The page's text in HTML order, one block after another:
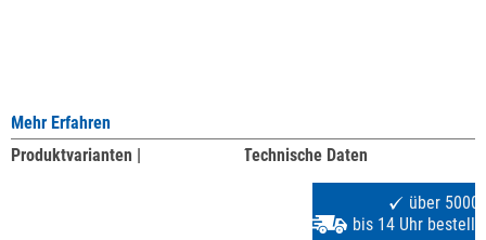
Mehr Erfahren
Produktvarianten |
Technische Daten